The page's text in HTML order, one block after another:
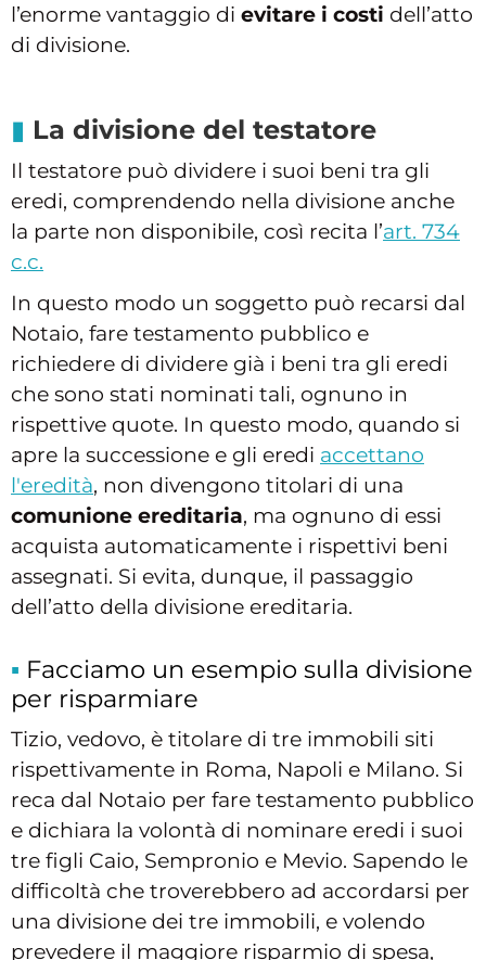
l’enorme vantaggio di evitare i costi dell’atto
di divisione.
La divisione del testatore
Il testatore può dividere i suoi beni tra gli
eredi, comprendendo nella divisione anche
la parte non disponibile, così recita l’art. 734
c.c.
In questo modo un soggetto può recarsi dal
Notaio, fare testamento pubblico e
richiedere di dividere già i beni tra gli eredi
che sono stati nominati tali, ognuno in
rispettive quote. In questo modo, quando si
apre la successione e gli eredi accettano
l'eredità, non divengono titolari di una
comunione ereditaria, ma ognuno di essi
acquista automaticamente i rispettivi beni
assegnati. Si evita, dunque, il passaggio
dell’atto della divisione ereditaria.
Facciamo un esempio sulla divisione
per risparmiare
Tizio, vedovo, è titolare di tre immobili siti
rispettivamente in Roma, Napoli e Milano. Si
reca dal Notaio per fare testamento pubblico
e dichiara la volontà di nominare eredi i suoi
tre figli Caio, Sempronio e Mevio. Sapendo le
difficoltà che troverebbero ad accordarsi per
una divisione dei tre immobili, e volendo
prevedere il maggiore risparmio di spesa,